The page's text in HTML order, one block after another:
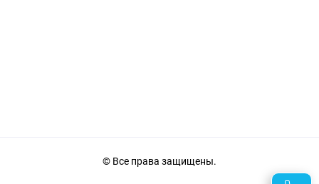
© Все права защищены.